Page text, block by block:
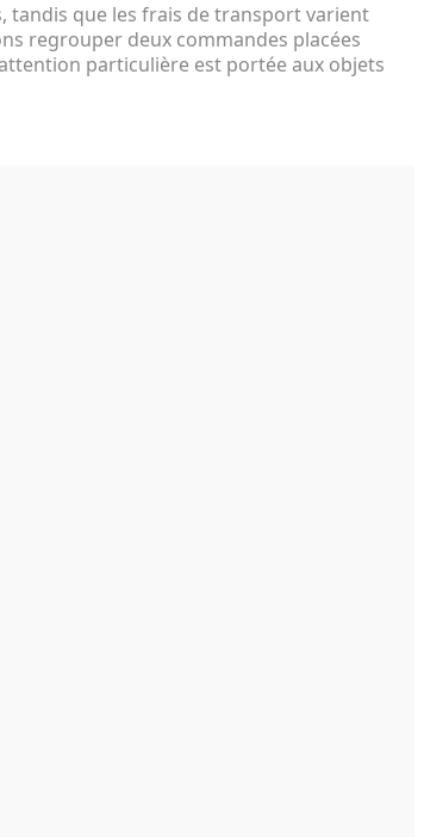
tandis que les frais de transport varient
regrouper deux commandes placées
particulière est portée aux objets